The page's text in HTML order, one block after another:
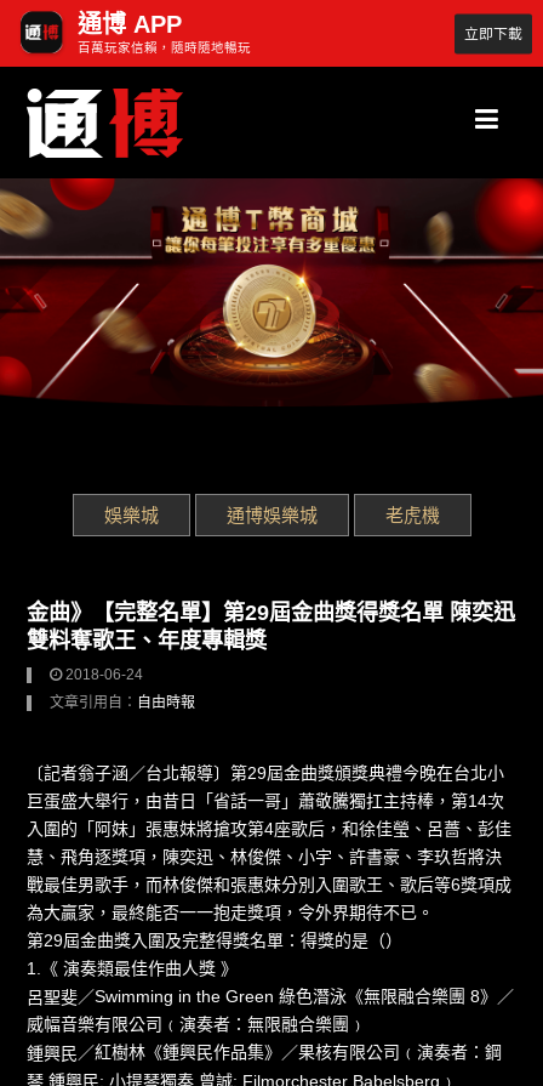
通博 APP
百萬玩家信賴，隨時隨地暢玩
立即下載
娛樂城 通博娛樂城 老虎機
金曲》【完整名單】第29屆金曲獎得獎名單 陳奕迅
雙料奪歌王、年度專輯獎
2018-06-24
文章引用自： 自由時報
〔記者翁子涵／台北報導〕第29屆金曲獎頒獎典禮今晚在台北小
巨蛋盛大舉行，由昔日「省話一哥」蕭敬騰獨扛主持棒，第14次
入圍的「阿妹」張惠妹將搶攻第4座歌后，和徐佳瑩、呂薔、彭佳
慧、飛角逐獎項，陳奕迅、林俊傑、小宇、許書豪、李玖哲將決
戰最佳男歌手，而林俊傑和張惠妹分別入圍歌王、歌后等6獎項成
為大贏家，最終能否一一抱走獎項，令外界期待不已。
第29屆金曲獎入圍及完整得獎名單：得獎的是（）
1.《 演奏類最佳作曲人獎 》
呂聖斐／Swimming in the Green 綠色潛泳《無限融合樂團 8》／
威幅音樂有限公司﹙演奏者：無限融合樂團﹚
鍾興民／紅樹林《鍾興民作品集》／果核有限公司﹙演奏者：鋼
琴 鍾興民; 小提琴獨奏 曾誠; Filmorchester Babelsberg﹚